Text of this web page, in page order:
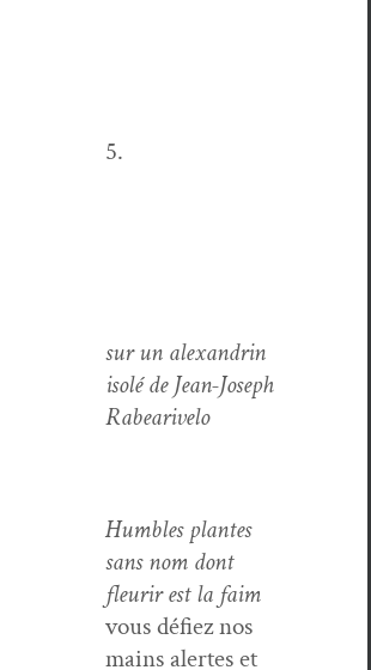
5.
sur un alexan­drin
isolé de Jean-Joseph
Rabearivelo
Hum­bles plantes
sans nom dont
fleurir est la faim
vous défiez nos
mains alertes et